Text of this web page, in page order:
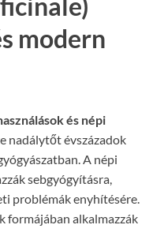
modern
és népi
nadálytőt évszázadok
A népi
sebgyógyításra,
problémák enyhítésére.
formájában alkalmazzák